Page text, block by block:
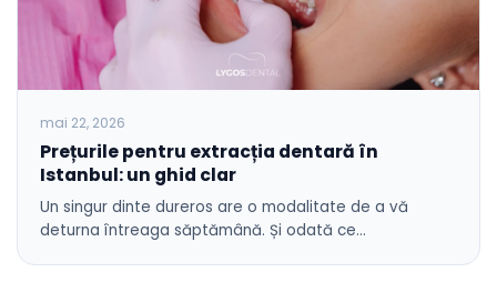
mai 22, 2026
Prețurile pentru extracția dentară în
Istanbul: un ghid clar
Un singur dinte dureros are o modalitate de a vă
deturna întreaga săptămână. Și odată ce…